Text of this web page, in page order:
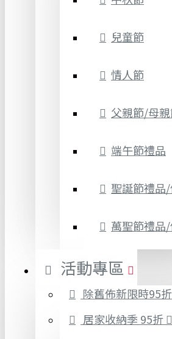
兒童節
情人節
父親節/母
端午節禮品
聖誕節禮品
萬聖節禮品
活動專區
除舊佈新限時95折
居家收納季 95折